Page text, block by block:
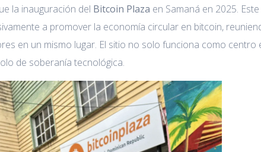
la inauguración del Bitcoin Plaza en Samaná en 2025.
a promover la economía circular en bitcoin,
en un mismo lugar. El sitio no solo funciona como centro
de soberanía tecnológica.